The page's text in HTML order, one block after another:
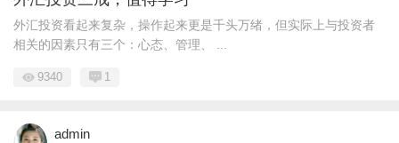
外汇投资看起来复杂，操作起来更是千头万绪，但实际上与投资者
相关的因素只有三个：心态、管理、 ...
9340 1
admin